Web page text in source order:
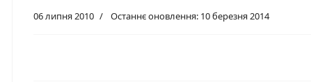
06 липня 2010 Останнє оновлення: 10 березня 2014